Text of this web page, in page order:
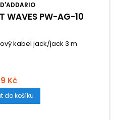
D'ADDARIO
WAVES PW-AG-10
kabel jack/jack 3 m
Kč
do košíku